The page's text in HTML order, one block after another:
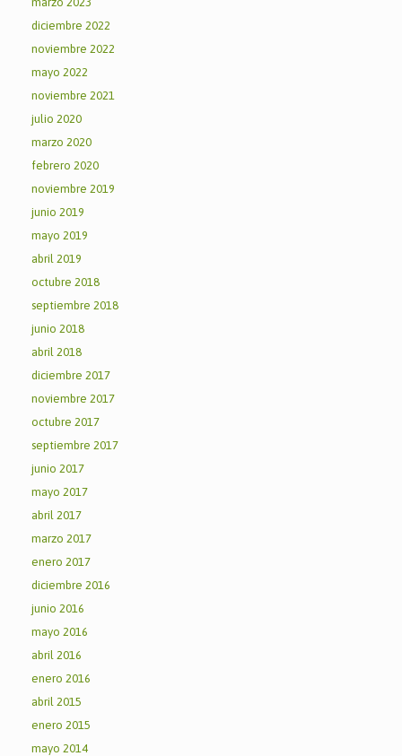
diciembre 2022
noviembre 2022
mayo 2022
noviembre 2021
julio 2020
marzo 2020
febrero 2020
noviembre 2019
junio 2019
mayo 2019
abril 2019
octubre 2018
septiembre 2018
junio 2018
abril 2018
diciembre 2017
noviembre 2017
octubre 2017
septiembre 2017
junio 2017
mayo 2017
abril 2017
marzo 2017
enero 2017
diciembre 2016
junio 2016
mayo 2016
abril 2016
enero 2016
abril 2015
enero 2015
mayo 2014